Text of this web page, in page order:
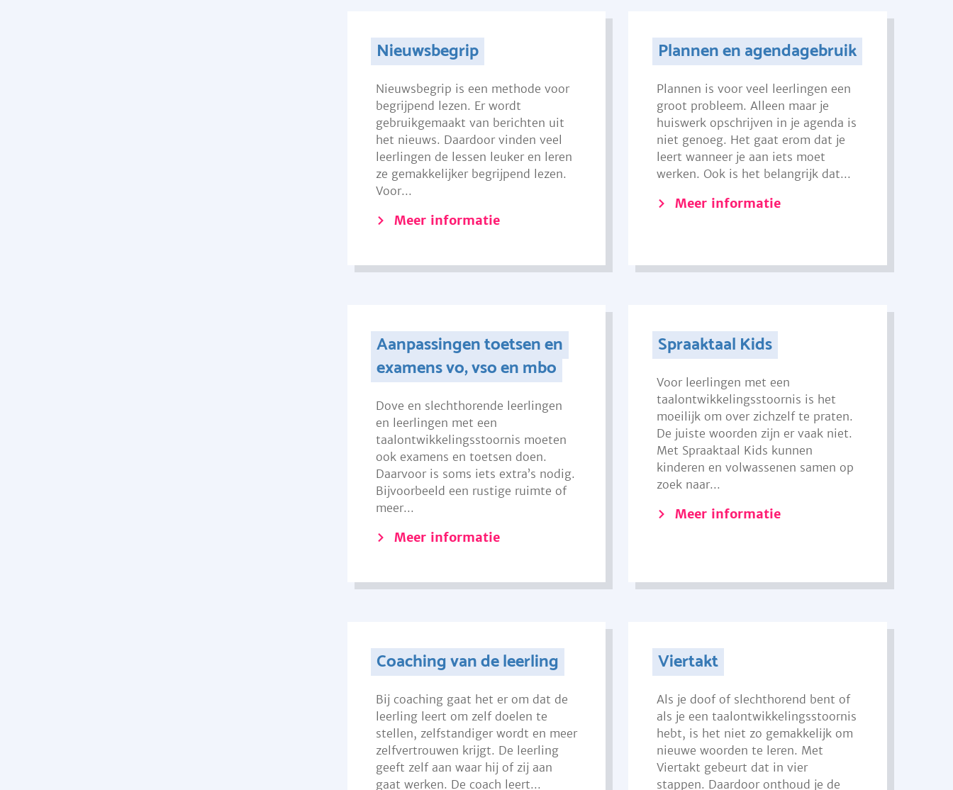
Nieuwsbegrip
Nieuwsbegrip is een methode voor
begrijpend lezen. Er wordt
gebruikgemaakt van berichten uit
het nieuws. Daardoor vinden veel
leerlingen de lessen leuker en leren
ze gemakkelijker begrijpend lezen.
Voor...
Meer informatie
Plannen en agendagebruik
Plannen is voor veel leerlingen een
groot probleem. Alleen maar je
huiswerk opschrijven in je agenda is
niet genoeg. Het gaat erom dat je
leert wanneer je aan iets moet
werken. Ook is het belangrijk dat...
Meer informatie
Aanpassingen toetsen en
examens vo, vso en mbo
Dove en slechthorende leerlingen
en leerlingen met een
taalontwikkelingsstoornis moeten
ook examens en toetsen doen.
Daarvoor is soms iets extra’s nodig.
Bijvoorbeeld een rustige ruimte of
meer...
Meer informatie
Spraaktaal Kids
Voor leerlingen met een
taalontwikkelingsstoornis is het
moeilijk om over zichzelf te praten.
De juiste woorden zijn er vaak niet.
Met Spraaktaal Kids kunnen
kinderen en volwassenen samen op
zoek naar...
Meer informatie
Coaching van de leerling
Bij coaching gaat het er om dat de
leerling leert om zelf doelen te
stellen, zelfstandiger wordt en meer
zelfvertrouwen krijgt. De leerling
geeft zelf aan waar hij of zij aan
gaat werken. De coach leert...
Viertakt
Als je doof of slechthorend bent of
als je een taalontwikkelingsstoornis
hebt, is het niet zo gemakkelijk om
nieuwe woorden te leren. Met
Viertakt gebeurt dat in vier
stappen. Daardoor onthoud je de